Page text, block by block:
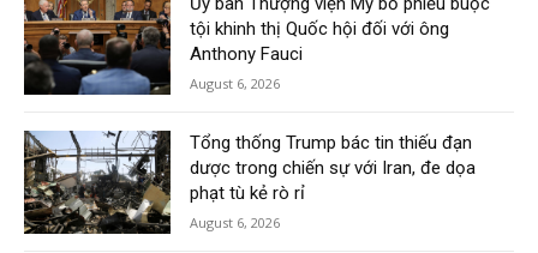
tội khinh thị Quốc hội đối với ông
Anthony Fauci
August 6, 2026
Tổng thống Trump bác tin thiếu đạn
dược trong chiến sự với Iran, đe dọa
phạt tù kẻ rò rỉ
August 6, 2026